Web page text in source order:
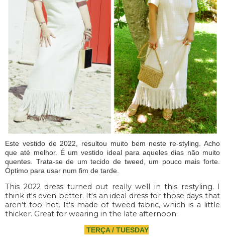
Este vestido de 2022, resultou muito bem neste re-styling. Acho
que até melhor. É um vestido ideal para aqueles dias não muito
quentes. Trata-se de um tecido de tweed, um pouco mais forte.
Óptimo para usar num fim de tarde.
This 2022 dress turned out really well in this restyling. I
think it's even better. It's an ideal dress for those days that
aren't too hot. It's made of tweed fabric, which is a little
thicker. Great for wearing in the late afternoon.
TERÇA / TUESDAY